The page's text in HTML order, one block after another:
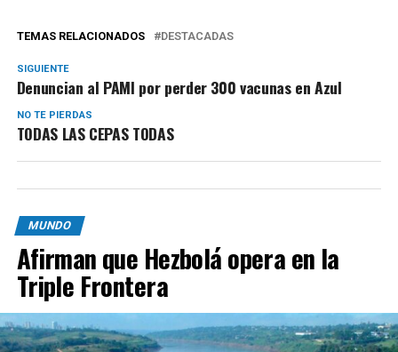
TEMAS RELACIONADOS DESTACADAS
SIGUIENTE
Denuncian al PAMI por perder 300 vacunas en Azul
NO TE PIERDAS
TODAS LAS CEPAS TODAS
MUNDO
Afirman que Hezbolá opera en la
Triple Frontera